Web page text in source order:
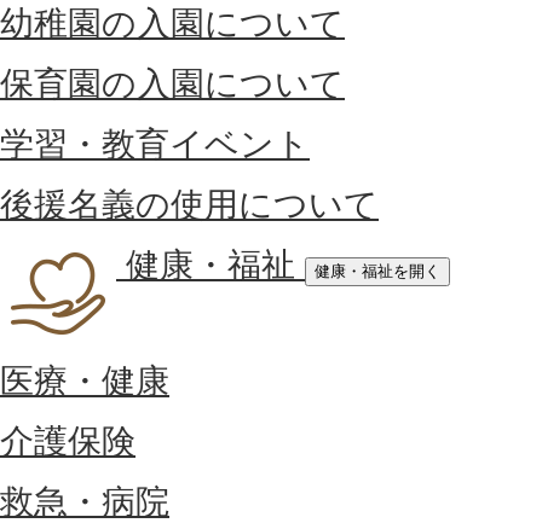
幼稚園の入園について
保育園の入園について
学習・教育イベント
後援名義の使用について
健康・福祉
健康・福祉を開く
医療・健康
介護保険
救急・病院